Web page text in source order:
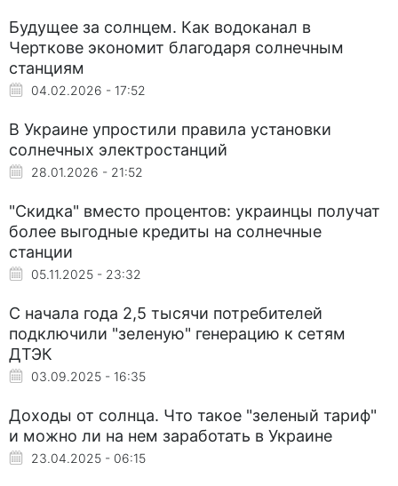
Будущее за солнцем. Как водоканал в
Черткове экономит благодаря солнечным
станциям
04.02.2026 - 17:52
В Украине упростили правила установки
солнечных электростанций
28.01.2026 - 21:52
"Скидка" вместо процентов: украинцы получат
более выгодные кредиты на солнечные
станции
05.11.2025 - 23:32
С начала года 2,5 тысячи потребителей
подключили "зеленую" генерацию к сетям
ДТЭК
03.09.2025 - 16:35
Доходы от солнца. Что такое "зеленый тариф"
и можно ли на нем заработать в Украине
23.04.2025 - 06:15